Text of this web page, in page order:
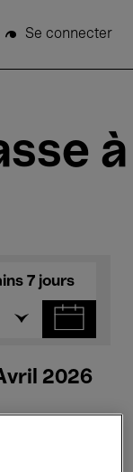
Se connecter
à
7 jours
2026